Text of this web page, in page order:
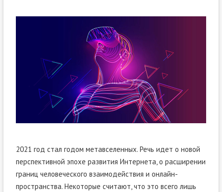
2021 год стал годом метавселенных. Речь идет о новой
перспективной эпохе развития Интернета, о расширении
границ человеческого взаимодействия и онлайн-
пространства. Некоторые считают, что это всего лишь